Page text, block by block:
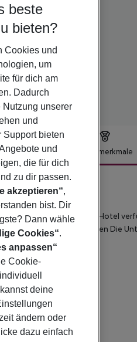
Hotelmerkmale
Flughafen entfernt. Das Hotel
Weitere Informationen Die
- Zimmerservice
beste
bieten?
Cookies und
um
für dich am
Dadurch
Nutzung unserer
und
Support bieten
und
die für dich
zu dir passen.
akzeptieren“,
bist. Dir
Dann wähle
Cookies“.
anpassen“
Cookie-
deine
ändern oder
dazu einfach